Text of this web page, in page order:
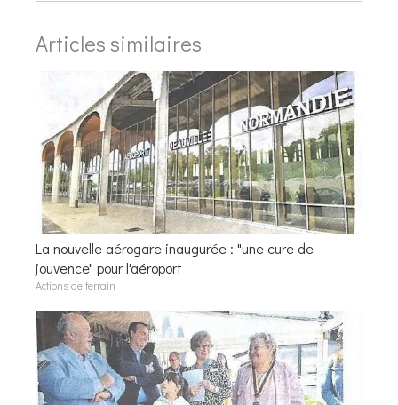
Articles similaires
La nouvelle aérogare inaugurée : "une cure de
jouvence" pour l'aéroport
Actions de terrain